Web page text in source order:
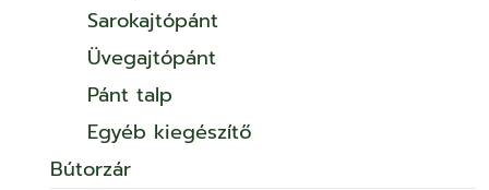
Sarokajtópánt
Üvegajtópánt
Pánt talp
Egyéb kiegészítő
Bútorzár